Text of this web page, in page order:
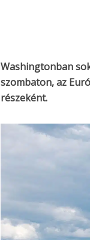
Washingtonban
szombaton, az
részeként.